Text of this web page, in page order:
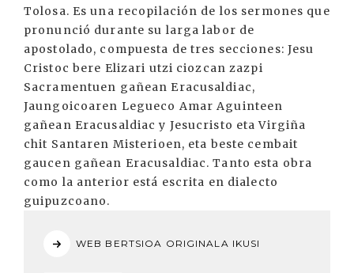
Tolosa. Es una recopilación de los sermones que
pronunció durante su larga labor de
apostolado, compuesta de tres secciones: Jesu
Cristoc bere Elizari utzi ciozcan zazpi
Sacramentuen gañean Eracusaldiac,
Jaungoicoaren Legueco Amar Aguinteen
gañean Eracusaldiac y Jesucristo eta Virgiña
chit Santaren Misterioen, eta beste cembait
gaucen gañean Eracusaldiac. Tanto esta obra
como la anterior está escrita en dialecto
guipuzcoano.
WEB BERTSIOA ORIGINALA IKUSI